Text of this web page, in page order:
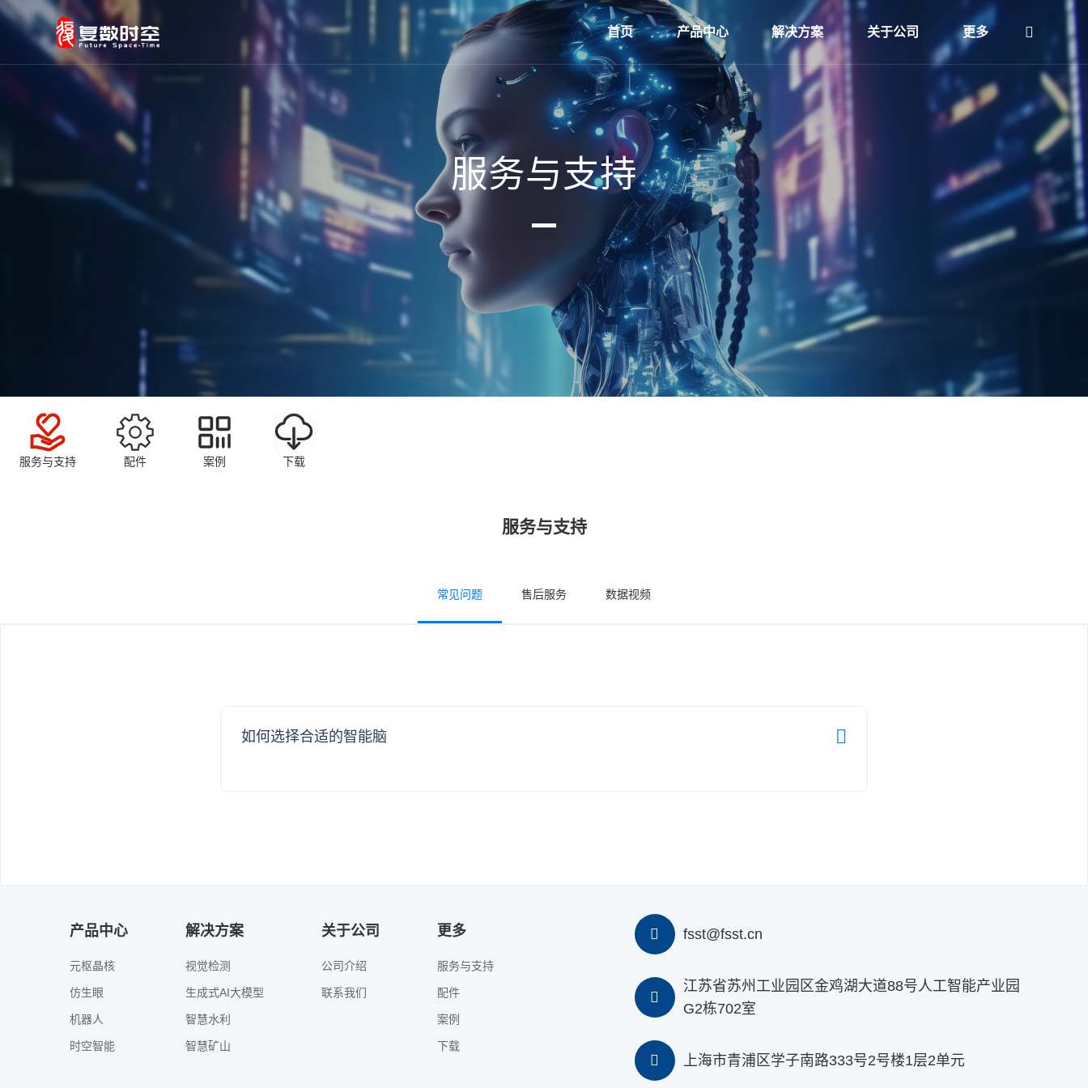
首页 产品中心 解决方案 关于公司 更多
服务与支持
服务与支持 配件 案例 下载
服务与支持
常见问题 售后服务 数据视频
如何选择合适的智能脑
• 旗舰级GPU加速：复杂模型训练速度提升300%
• 适合场景：深度学习/科学计算/对延时敏感的专业应用
AMD系列：高性价比GPU方案
• 性能对标主流需求：价格比同级NVIDIA产品低20-35%
• 开放生态支持：全面适配ROCm开源平台
产品中心
元枢晶核
仿生眼
机器人
时空智能
解决方案
视觉检测
生成式AI大模型
智慧水利
智慧矿山
关于公司
公司介绍
联系我们
更多
服务与支持
配件
案例
下载
fsst@fsst.cn
江苏省苏州工业园区金鸡湖大道88号人工智能产业园
G2栋702室
上海市青浦区学子南路333号2号楼1层2单元